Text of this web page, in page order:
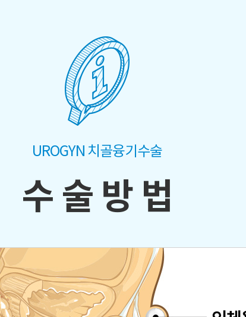
UROGYN 치골융기수술
수 술 방 법